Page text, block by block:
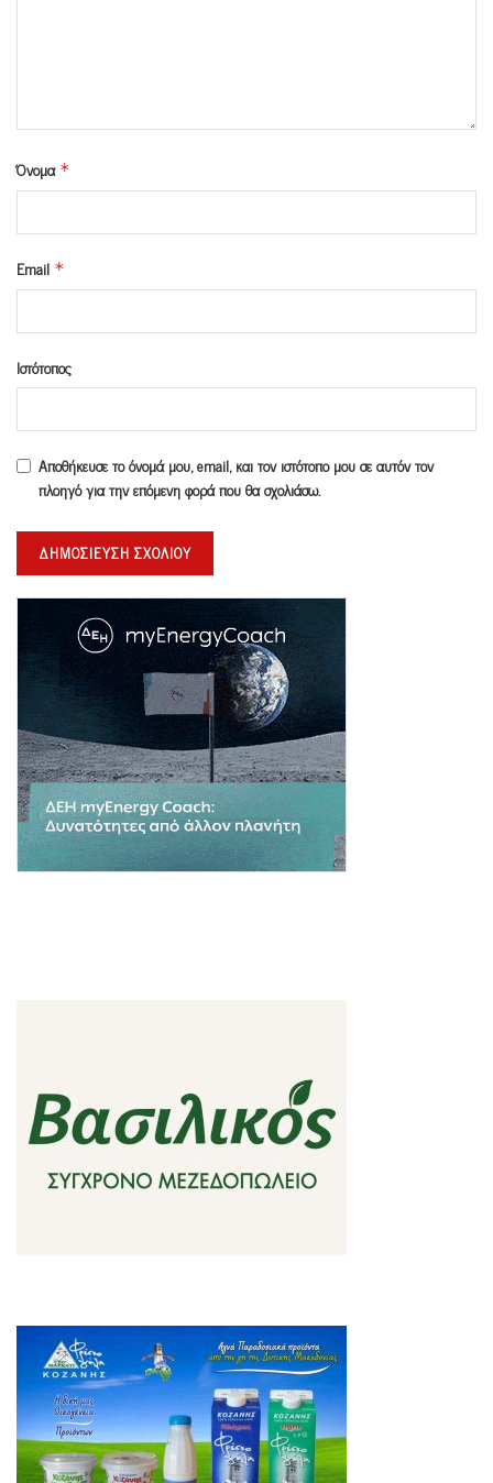
Όνομα *
Email *
Ιστότοπος
Αποθήκευσε το όνομά μου, email, και τον ιστότοπο μου σε αυτόν τον
πλοηγό για την επόμενη φορά που θα σχολιάσω.